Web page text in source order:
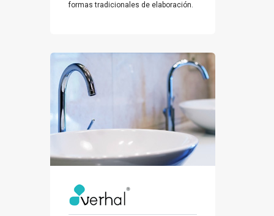
formas tradicionales de elaboración.